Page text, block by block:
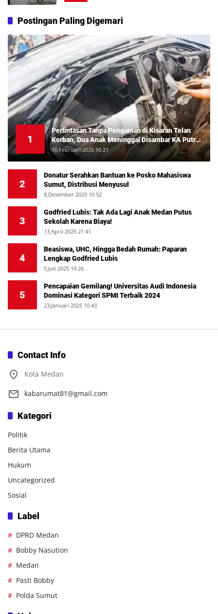
Postingan Paling Digemari
1
Perlintasan Tanpa Pengaman di Kisaran Telan
Korban, Dua Anak Meninggal Disambar KA Putri
Deli
16,Februari 2026 10 21
2
Donatur Serahkan Bantuan ke Posko Mahasiswa
Sumut, Distribusi Menyusul
8,Desember 2025 10 52
3
Godfried Lubis: Tak Ada Lagi Anak Medan Putus
Sekolah Karena Biaya!
13,April 2025 21 41
4
Beasiswa, UHC, Hingga Bedah Rumah: Paparan
Lengkap Godfried Lubis
5,Juli 2025 19 26
5
Pencapaian Gemilang! Universitas Audi Indonesia
Dominasi Kategori SPMI Terbaik 2024
23,Januari 2025 10 43
Contact Info
Kota Medan
kabarumat81@gmail.com
Kategori
Politik
Berita Utama
Hukum
Uncategorized
Sosial
Label
DPRD Medan
Bobby Nasution
Medan
Pasti Bobby
Polda Sumut